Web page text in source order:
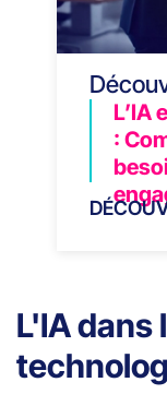
L’IA
:
L'IA dans